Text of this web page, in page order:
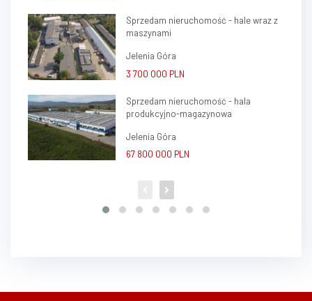
Sprzedam nieruchomość - hale wraz z
maszynami
Jelenia Góra
3 700 000 PLN
Sprzedam nieruchomość - hala
produkcyjno-magazynowa
Jelenia Góra
67 800 000 PLN